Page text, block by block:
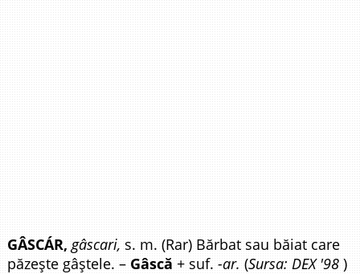
GÂSCÁR, gâscari, s. m. (Rar) Bărbat sau băiat care
păzește gâștele. – Gâscă + suf.-ar. (Sursa: DEX '98 )